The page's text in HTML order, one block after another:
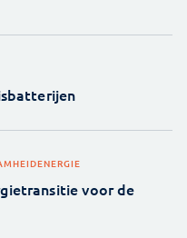
ENERGIE
voor de